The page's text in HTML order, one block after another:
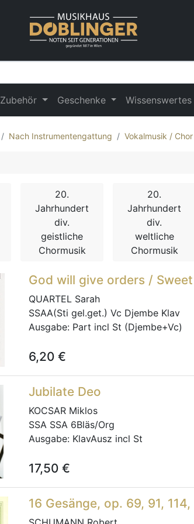
Zubehör Geschenke Wissenswertes
Nach Instrumentengattung Vokalmusik / Chor
20.
Jahrhundert
div.
geistliche
Chormusik
20.
Jahrhundert
div.
weltliche
Chormusik
God will give orders /
QUARTEL Sarah
SSAA(Sti gel.get.) Vc Djembe Klav
Ausgabe: Part incl St (Djembe+Vc)
6,20 €
Jubilate Deo
KOCSAR Miklos
SSA SSA 6Bläs/Org
Ausgabe: KlavAusz incl St
17,50 €
16 Gesänge, op. 69, 91,